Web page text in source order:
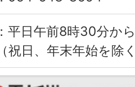
平日午前8時30分か
（祝日、年末年始を除